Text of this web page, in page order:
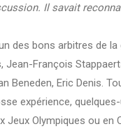
Il savait
des bons arbitres de
Jean-François
Beneden, Eric Denis.
expérience,
Jeux Olympiques ou en